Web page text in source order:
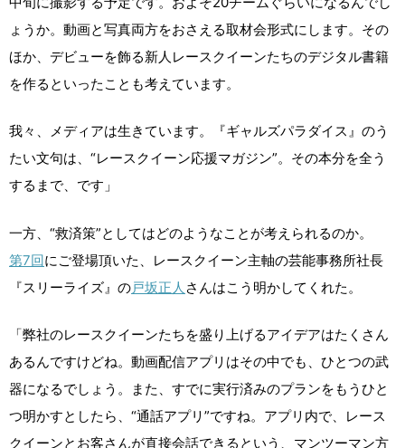
ょうか。動画と写真両方をおさえる取材会形式にします。その
ほか、デビューを飾る新人レースクイーンたちのデジタル書籍
を作るといったことも考えています。
我々、メディアは生きています。『ギャルズパラダイス』のう
たい文句は、“レースクイーン応援マガジン”。その本分を全う
するまで、です」
一方、“救済策”としてはどのようなことが考えられるのか。
第7回にご登場頂いた、レースクイーン主軸の芸能事務所社長
『スリーライズ』の戸坂正人 さんはこう明かしてくれた。
「弊社のレースクイーンたちを盛り上げるアイデアはたくさん
あるんですけどね。動画配信アプリはその中でも、ひとつの武
器になるでしょう。また、すでに実行済みのプランをもうひと
つ明かすとしたら、“通話アプリ”ですね。アプリ内で、レース
クイーンとお客さんが直接会話できるという、マンツーマン方